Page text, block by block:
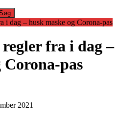
i dag – husk maske og Corona-pas
fra i dag –
Corona-pas
2021